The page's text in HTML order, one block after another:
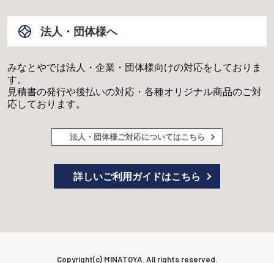
法人・団体様へ
みなとやでは法人・企業・団体様向けの対応をしておりま
す。
見積書の発行や後払いの対応・各種オリジナル商品のご対
応しております。
法人・団体様ご対応についてはこちら
詳しいご利用ガイドはこちら
Copyright(c) MINATOYA. All rights reserved.